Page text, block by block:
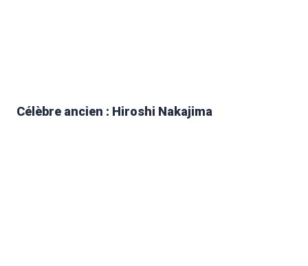
Célèbre ancien : Hiroshi Nakajima